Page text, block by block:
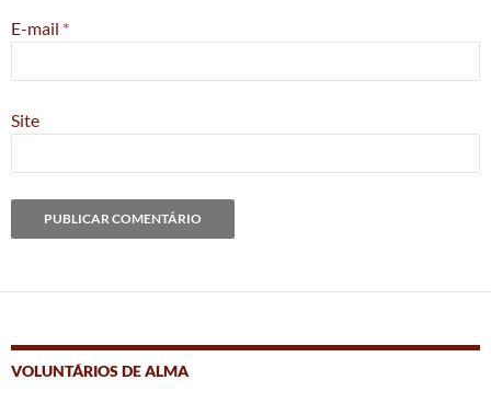
E-mail *
Site
VOLUNTÁRIOS DE ALMA